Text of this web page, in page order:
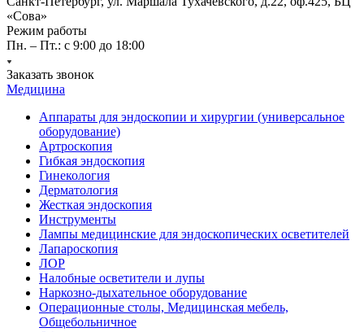
«Сова»
Режим работы
Пн. – Пт.: с 9:00 до 18:00
Заказать звонок
Медицина
Аппараты для эндоскопии и хирургии (универсальное
оборудование)
Артроскопия
Гибкая эндоскопия
Гинекология
Дерматология
Жесткая эндоскопия
Инструменты
Лампы медицинские для эндоскопических осветителей
Лапароскопия
ЛОР
Налобные осветители и лупы
Наркозно-дыхательное оборудование
Операционные столы, Медицинская мебель,
Общебольничное